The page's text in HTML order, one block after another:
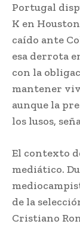
Portugal
K en
caído ante
esa derrota
con la
mantener
aunque la
los lusos,
El contexto
mediático.
de la
Cristiano